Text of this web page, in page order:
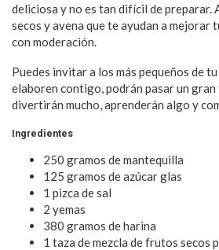
deliciosa y no es tan difícil de preparar.
secos y avena que te ayudan a mejorar
con moderación.
Puedes invitar a los más pequeños de
elaboren contigo, podrán pasar un gran
divertirán mucho, aprenderán algo y
Ingredientes
250 gramos de mantequilla
125 gramos de azúcar glas
1 pizca de sal
2 yemas
380 gramos de harina
1 taza de mezcla de frutos secos